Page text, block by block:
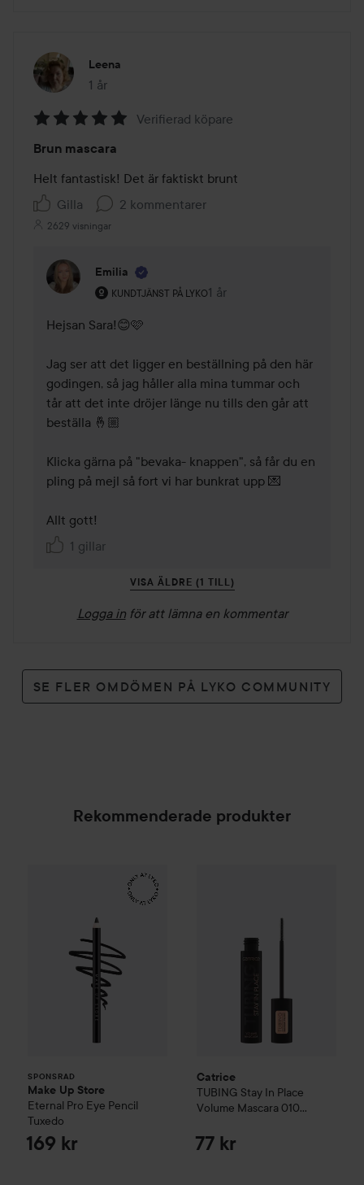
Leena
1 år
Inlägget skapades 1 år
5
av
5
Verifierad köpare
Brun mascara
Helt fantastisk! Det är faktiskt brunt
Gilla
2 kommentarer
2629 visningar
Emilia
KUNDTJÄNST PÅ LYKO
Användarens roll: Kundtjänst på Lyko.
1 år
Kommentaren lades 1 år
Hejsan Sara!😊🩷
Jag ser att det ligger en beställning på den här
godingen, så jag håller alla mina tummar och
tår att det inte dröjer länge nu tills den går att
beställa 🤞🏼
Klicka gärna på "bevaka- knappen", så får du en
pling på mejl så fort vi har bunkrat upp 💌
Allt gott!
1 gillar
VISA ÄLDRE (1 TILL)
Logga in för att lämna en kommentar
SE FLER OMDÖMEN PÅ LYKO COMMUNITY
Rekommenderade produkter
SPONSRAD
Make Up Store
Eternal Pro Eye Pencil
Tuxedo
169 kr
Make Up Store
Catrice
TUBING Stay In Place
Volume Mascara 010
77 kr